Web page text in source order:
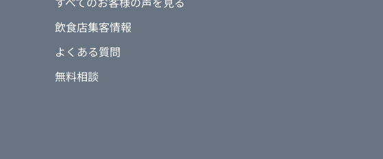
飲食店集客情報
よくある質問
無料相談